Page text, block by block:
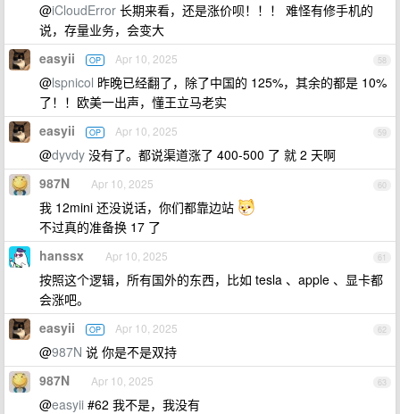
@iCloudError 长期来看，还是涨价呗！！！ 难怪有修手机的
说，存量业务，会变大
58
easyii OP Apr 10, 2025
@lspnicol 昨晚已经翻了，除了中国的 125%，其余的都是 10%
了！！欧美一出声，懂王立马老实
59
easyii OP Apr 10, 2025
@dyvdy 没有了。都说渠道涨了 400-500 了 就 2 天啊
60
987N Apr 10, 2025
我 12mini 还没说话，你们都靠边站
不过真的准备换 17 了
61
hanssx Apr 10, 2025
按照这个逻辑，所有国外的东西，比如 tesla 、apple 、显卡都
会涨吧。
62
easyii OP Apr 10, 2025
@987N 说 你是不是双持
63
987N Apr 10, 2025
@easyii #62 我不是，我没有